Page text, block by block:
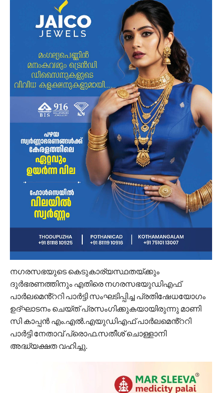
നഗരസഭയുടെ കെടുകാര്യസ്ഥതയ്ക്കും
ദുർഭരണത്തിനും എതിരെ നഗരസഭയുഡിഎഫ്
പാർലമെൻ്ററി പാർട്ടി സംഘടിപ്പിച്ച പ്രതിഷേധയോഗം
ഉദ്ഘാടനം ചെയ്ത് പ്രസംഗിക്കുകയായിരുന്നു മാണി
സി കാപ്പൻ എം.എൽ.എയുഡിഎഫ് പാർലമെൻ്ററി
പാർട്ടി നേതാവ് പ്രൊഫ.സതീശ് ചൊള്ളാനി
അദ്ധ്യക്ഷത വഹിച്ചു.